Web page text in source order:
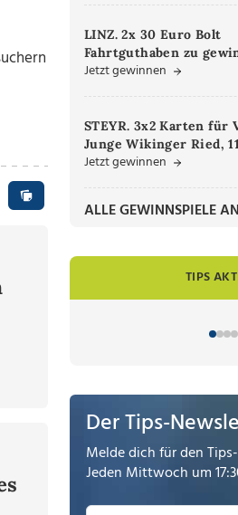
LINZ. 2x 30 Euro Bolt
Fahrtguthaben zu
Jetzt gewinnen
STEYR. 3x2 Karten für
Junge Wikinger Ried,
Jetzt gewinnen
ALLE GEWINNSPIELE
TIPS
Der Tips-
Melde dich für den
Jeden Mittwoch um